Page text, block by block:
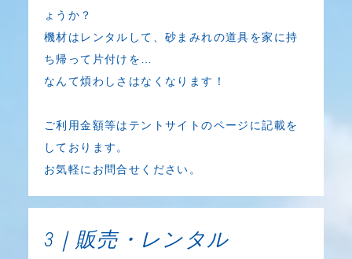
ょうか？
機材はレンタルして、砂まみれの道具を家に持
ち帰って片付けを…
なんて煩わしさはなくなります！
ご利用金額等はテントサイトのページに記載を
しております。
お気軽にお問合せください。
3｜販売・レンタル